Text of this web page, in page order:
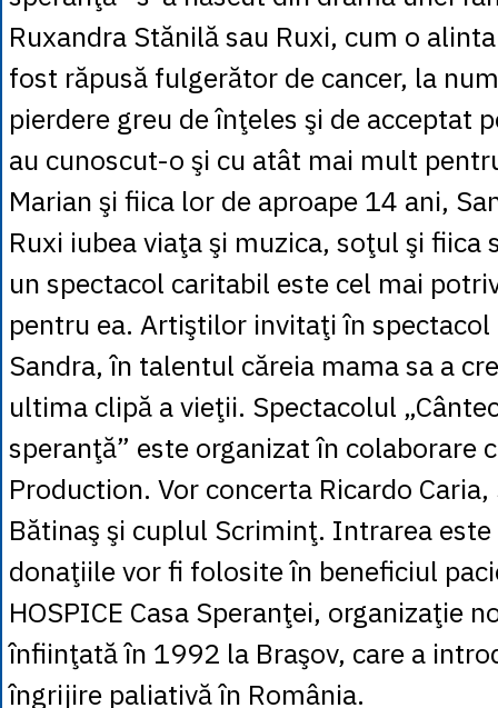
Ruxandra Stănilă sau Ruxi, cum o
fost răpusă fulgerător de cancer, la
pierdere greu de înţeles şi de acceptat
au cunoscut-o şi cu atât mai mult
Marian şi fiica lor de aproape 14 ani,
Ruxi iubea viaţa şi muzica, soţul şi fiica
un spectacol caritabil este cel mai
pentru ea. Artiştilor invitaţi în spectacol
Sandra, în talentul căreia mama sa a
ultima clipă a vieţii. Spectacolul
speranţă” este organizat în colaborare
Production. Vor concerta Ricardo Caria,
Bătinaş şi cuplul Scriminţ. Intrarea
donaţiile vor fi folosite în beneficiul
HOSPICE Casa Speranţei, organizaţie
înfiinţată în 1992 la Braşov, care a
îngrijire paliativă în România.